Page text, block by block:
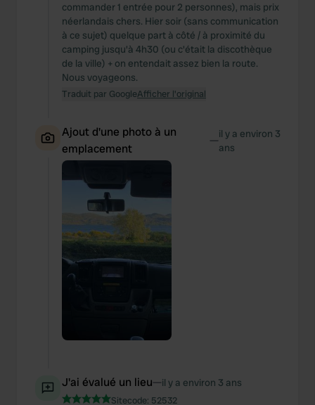
commander 1 entrée pour 2 personnes), mais prix
néerlandais chers. Hier soir (sans communication
à ce sujet) quelque part à côté / à proximité du
camping jusqu'à 4h30 (ou c'était la discothèque
de la ville) + on entendait assez bien la route.
Nous voyageons.
Traduit par GoogleAfficher l'original
Ajout d'une photo à un
emplacement
—il y a environ 3
ans
J'ai évalué un lieu—il y a environ 3 ans
Sitecode: 52532